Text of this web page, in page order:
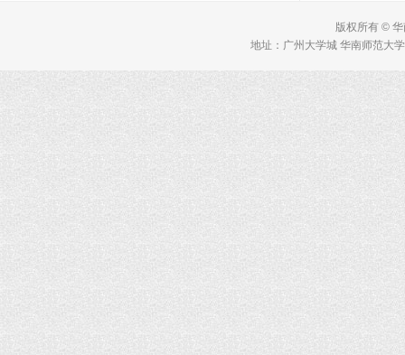
版权所有 ©
地址：广州大学城 华南师范大